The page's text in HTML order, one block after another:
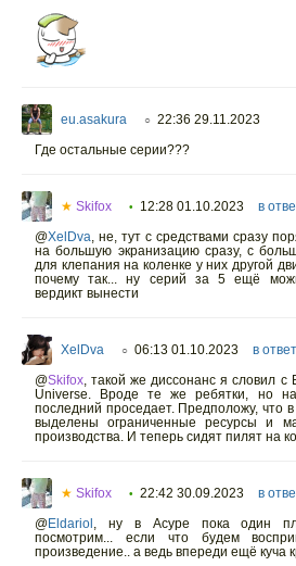
eu.asakura ○ 22:36 29.11.2023
Где остальные серии???
★ Skifox • 12:28 01.10.2023 в
@XelDva, не, тут с средствами сразу
на большую экранизацию сразу, с
для клепания на коленке у них другой
почему так... ну серий за 5 ещё
вердикт вынести
XelDva ○ 06:13 01.10.2023 в
@Skifox, такой же диссонанс я словил с
Universe. Вроде те же ребятки, но
последний проседает. Предположу, что
выделены ограниченные ресурсы и
производства. И теперь сидят пилят на
★ Skifox • 22:42 30.09.2023 в
@Eldariol , ну в Асуре пока один
посмотрим... если что будем
произведение.. а ведь впереди ещё куча